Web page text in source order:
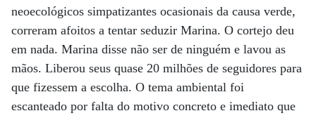
neoecológicos simpatizantes ocasionais da causa verde,
correram afoitos a tentar seduzir Marina. O cortejo deu
em nada. Marina disse não ser de ninguém e lavou as
mãos. Liberou seus quase 20 milhões de seguidores para
que fizessem a escolha. O tema ambiental foi
escanteado por falta do motivo concreto e imediato que